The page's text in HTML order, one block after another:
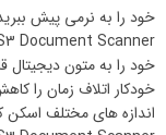
خود را به متون دیجیتال
خودکار اتلاف زمان را